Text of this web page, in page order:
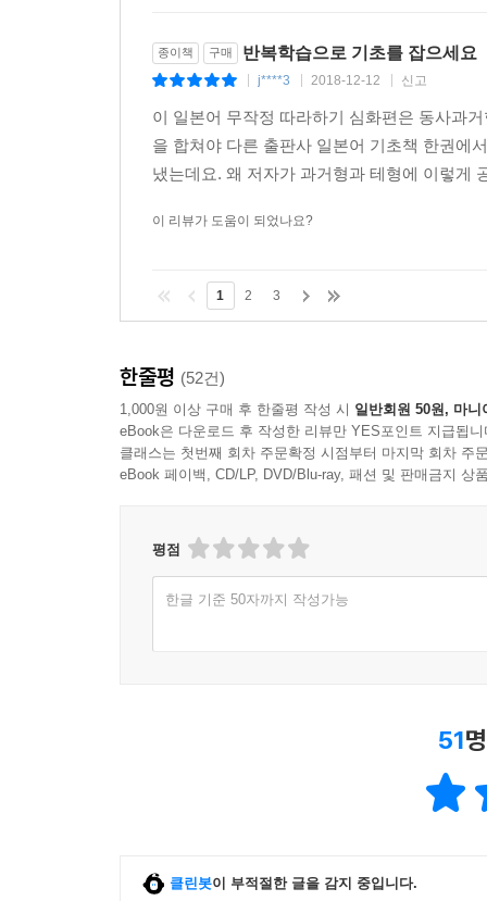
종이책 구매 반복학습으로 기초를 잡으세요
j****3 2018-12-12 신고
이 일본어 무작정 따라하기 심화편은 동사과
을 합쳐야 다른 출판사 일본어 기초책 한권에
냈는데요. 왜 저자가 과거형과 테형에 이렇게
이 리뷰가 도움이 되었나요?
1 2 3
한줄평 (52건)
1,000원 이상 구매 후 한줄평 작성 시 일반회원 50원, 마니
eBook은 다운로드 후 작성한 리뷰만 YES포인트 지급됩니
클래스는 첫번째 회차 주문확정 시점부터 마지막 회차 주
eBook 페이백, CD/LP, DVD/Blu-ray, 패션 및 판매금지 상
평점
한글 기준 50자까지 작성가능
51
클린봇이 부적절한 글을 감지 중입니다.